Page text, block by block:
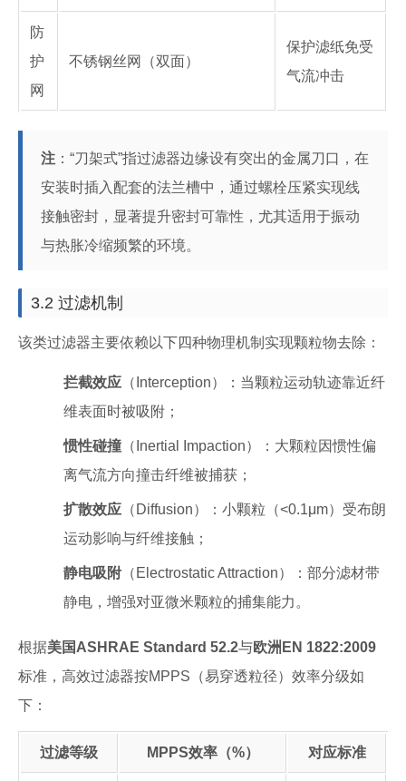
防
护
网
不锈钢丝网（双面）
保护滤纸免受
气流冲击
注 ：“刀架式”指过滤器边缘设有突出的金属刀口，在
安装时插入配套的法兰槽中，通过螺栓压紧实现线
接触密封，显著提升密封可靠性，尤其适用于振动
与热胀冷缩频繁的环境。
3.2 过滤机制
该类过滤器主要依赖以下四种物理机制实现颗粒物去除：
拦截效应 （Interception）：当颗粒运动轨迹靠近纤
维表面时被吸附；
惯性碰撞 （Inertial Impaction）：大颗粒因惯性偏
离气流方向撞击纤维被捕获；
扩散效应 （Diffusion）：小颗粒（<0.1μm）受布朗
运动影响与纤维接触；
静电吸附 （Electrostatic Attraction）：部分滤材带
静电，增强对亚微米颗粒的捕集能力。
根据美国ASHRAE Standard 52.2与欧洲EN 1822:2009
标准，高效过滤器按MPPS（易穿透粒径）效率分级如
下：
过滤等级 MPPS效率（%） 对应标准